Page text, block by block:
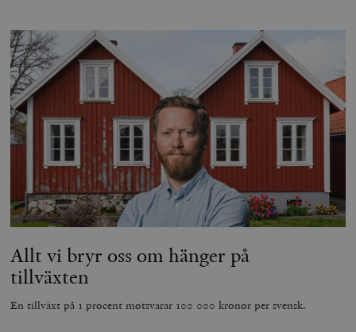
Allt vi bryr oss om hänger på
tillväxten
En tillväxt på 1 procent motsvarar 100 000 kronor per svensk.
Strikt nödvändiga kakor tillåter
kärnwebbplatsfunktioner som användarinloggning
och kontohantering. Webbplatsen kan inte användas
ordentligt utan strikt nödvändiga cookies.
Namn
Leverantör
/ Domän
woocommerce_cart_hash
Automattic